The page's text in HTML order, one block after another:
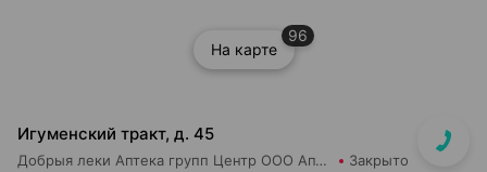
На карте
96
Игуменский тракт, д. 45
Добрыя леки Аптека групп Центр ООО Аптека №7 Закрыто